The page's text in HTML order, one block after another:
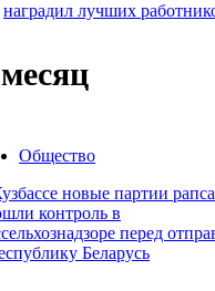
наградил лучших
Общество
новые партии рапса
контроль в
перед
Беларусь